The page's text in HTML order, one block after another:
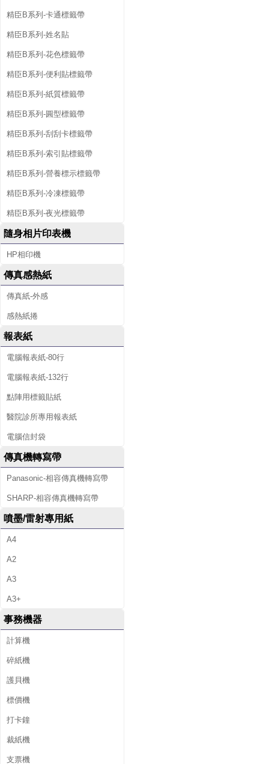
精臣B系列-卡通標籤帶
精臣B系列-姓名貼
精臣B系列-花色標籤帶
精臣B系列-便利貼標籤帶
精臣B系列-紙質標籤帶
精臣B系列-圓型標籤帶
精臣B系列-刮刮卡標籤帶
精臣B系列-索引貼標籤帶
精臣B系列-營養標示標籤帶
精臣B系列-冷凍標籤帶
精臣B系列-夜光標籤帶
隨身相片印表機
HP相印機
傳真感熱紙
傳真紙-外感
感熱紙捲
報表紙
電腦報表紙-80行
電腦報表紙-132行
點陣用標籤貼紙
醫院診所專用報表紙
電腦信封袋
傳真機轉寫帶
Panasonic-相容傳真機轉寫帶
SHARP-相容傳真機轉寫帶
噴墨/雷射專用紙
A4
A2
A3
A3+
事務機器
計算機
碎紙機
護貝機
標價機
打卡鐘
裁紙機
支票機